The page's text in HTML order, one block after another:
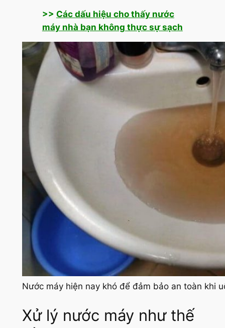
>> Các dấu hiệu cho thấy nước
máy nhà bạn không thực sự sạch
Nước máy hiện nay khó để đảm bảo an toàn khi
Xử lý nước máy như thế